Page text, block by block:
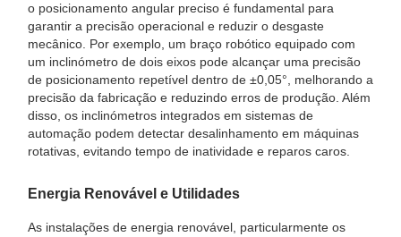
o posicionamento angular preciso é fundamental para
garantir a precisão operacional e reduzir o desgaste
mecânico. Por exemplo, um braço robótico equipado com
um inclinómetro de dois eixos pode alcançar uma precisão
de posicionamento repetível dentro de ±0,05°, melhorando a
precisão da fabricação e reduzindo erros de produção. Além
disso, os inclinómetros integrados em sistemas de
automação podem detectar desalinhamento em máquinas
rotativas, evitando tempo de inatividade e reparos caros.
Energia Renovável e Utilidades
As instalações de energia renovável, particularmente os